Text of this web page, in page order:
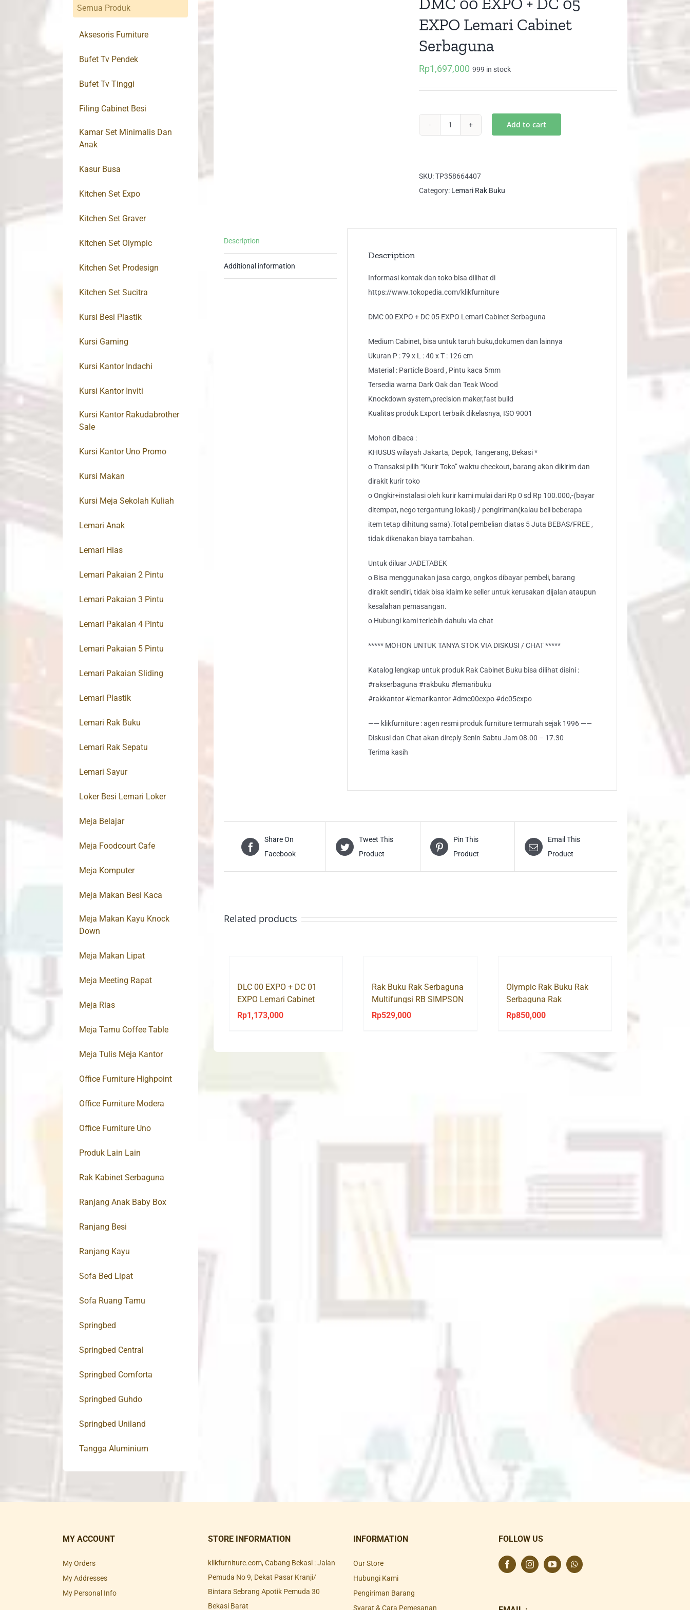
EXPO Lemari Cabinet
Serbaguna
Rp1,697,000 999 in stock
+
DC
Lemari
quantity
Add to cart
SKU:TP358664407
Category: Lemari Rak Buku
Description
Additional information
Description
Informasi kontak dan toko bisa dilihat di
https://www.tokopedia.com/klikfurniture
DMC 00 EXPO + DC 05 EXPO Lemari Cabinet Serbaguna
Medium Cabinet, bisa untuk taruh buku,dokumen dan lainnya
Ukuran P : 79 x L : 40 x T : 126 cm
Material : Particle Board , Pintu kaca 5mm
Tersedia warna Dark Oak dan Teak Wood
Knockdown system,precision maker,fast build
Kualitas produk Export terbaik dikelasnya, ISO 9001
Mohon dibaca :
KHUSUS wilayah Jakarta, Depok, Tangerang, Bekasi *
o Transaksi pilih “Kurir Toko” waktu checkout, barang akan dikirim dan
dirakit kurir toko
o Ongkir+instalasi oleh kurir kami mulai dari Rp 0 sd Rp 100.000,-(bayar
ditempat, nego tergantung lokasi) / pengiriman(kalau beli beberapa
item tetap dihitung sama).Total pembelian diatas 5 Juta BEBAS/FREE ,
tidak dikenakan biaya tambahan.
Untuk diluar JADETABEK
o Bisa menggunakan jasa cargo, ongkos dibayar pembeli, barang
dirakit sendiri, tidak bisa klaim ke seller untuk kerusakan dijalan ataupun
kesalahan pemasangan.
o Hubungi kami terlebih dahulu via chat
***** MOHON UNTUK TANYA STOK VIA DISKUSI / CHAT *****
Katalog lengkap untuk produk Rak Cabinet Buku bisa dilihat disini :
#rakserbaguna #rakbuku #lemaribuku
#rakkantor #lemarikantor #dmc00expo #dc05expo
—— klikfurniture : agen resmi produk furniture termurah sejak 1996 ——
Diskusi dan Chat akan direply Senin-Sabtu Jam 08.00 – 17.30
Terima kasih
Share On
Facebook
Tweet This
Product
Pin This
Product
Email This
Product
Related products
DLC 00 EXPO + DC 01
EXPO Lemari Cabinet
Pendek
Rp1,173,000
Rak Buku Rak Serbaguna
Multifungsi RB SIMPSON
1×3 Olympic
Rp529,000
Olympic Rak Buku Rak
Serbaguna Rak
Multifungsi LYNEL 2X5
Rp850,000
Semua Produk
Aksesoris Furniture
Bufet Tv Pendek
Bufet Tv Tinggi
Filing Cabinet Besi
Kamar Set Minimalis Dan
Anak
Kasur Busa
Kitchen Set Expo
Kitchen Set Graver
Kitchen Set Olympic
Kitchen Set Prodesign
Kitchen Set Sucitra
Kursi Besi Plastik
Kursi Gaming
Kursi Kantor Indachi
Kursi Kantor Inviti
Kursi Kantor Rakudabrother
Sale
Kursi Kantor Uno Promo
Kursi Makan
Kursi Meja Sekolah Kuliah
Lemari Anak
Lemari Hias
Lemari Pakaian 2 Pintu
Lemari Pakaian 3 Pintu
Lemari Pakaian 4 Pintu
Lemari Pakaian 5 Pintu
Lemari Pakaian Sliding
Lemari Plastik
Lemari Rak Buku
Lemari Rak Sepatu
Lemari Sayur
Loker Besi Lemari Loker
Meja Belajar
Meja Foodcourt Cafe
Meja Komputer
Meja Makan Besi Kaca
Meja Makan Kayu Knock
Down
Meja Makan Lipat
Meja Meeting Rapat
Meja Rias
Meja Tamu Coffee Table
Meja Tulis Meja Kantor
Office Furniture Highpoint
Office Furniture Modera
Office Furniture Uno
Produk Lain Lain
Rak Kabinet Serbaguna
Ranjang Anak Baby Box
Ranjang Besi
Ranjang Kayu
Sofa Bed Lipat
Sofa Ruang Tamu
Springbed
Springbed Central
Springbed Comforta
Springbed Guhdo
Springbed Uniland
Tangga Aluminium
MY ACCOUNT
My Orders
My Addresses
My Personal Info
STORE INFORMATION
klikfurniture.com, Cabang Bekasi : Jalan
Pemuda No 9, Dekat Pasar Kranji/
Bintara Sebrang Apotik Pemuda 30
Bekasi Barat
INFORMATION
Our Store
Hubungi Kami
Pengiriman Barang
Syarat & Cara Pemesanan
FOLLOW US